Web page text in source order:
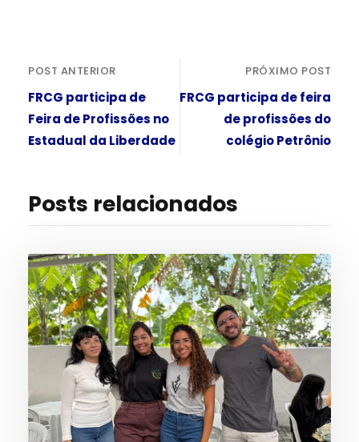
POST ANTERIOR
FRCG participa de
Feira de Profissões no
Estadual da Liberdade
PRÓXIMO POST
FRCG participa de feira
de profissões do
colégio Petrônio
Posts relacionados